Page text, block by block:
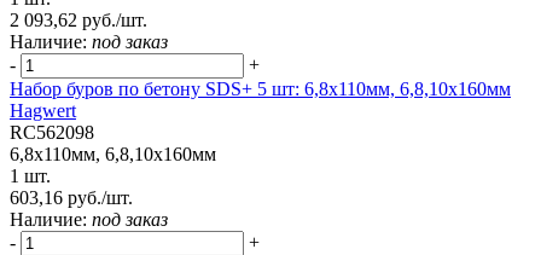
2 093,62 руб./шт.
Наличие: под заказ
-
+
Набор буров по бетону SDS+ 5 шт: 6,8х110мм, 6,8,10х160мм
Hagwert
RC562098
6,8x110мм, 6,8,10x160мм
1 шт.
603,16 руб./шт.
Наличие: под заказ
-
+